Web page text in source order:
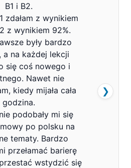
B1 i B2.
zdałam z wynikiem
z wynikiem 92%.
były bardzo
a na każdej lekcji
się coś nowego i
Nawet nie
kiedy mijała cała
godzina.
podobały mi się
po polsku na
tematy. Bardzo
przełamać barierę
wstydzić się
❯